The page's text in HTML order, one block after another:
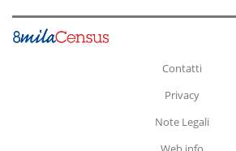
Contatti
Privacy
Note Legali